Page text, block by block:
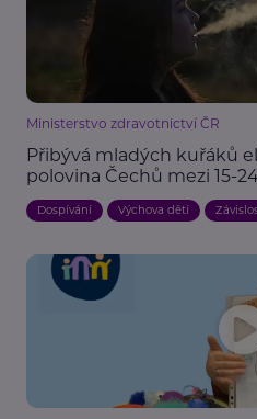
Ministerstvo zdravotnictví ČR
Přibývá mladých kuřáků
polovina Čechů mezi 15-
Dospívání Výchova dětí